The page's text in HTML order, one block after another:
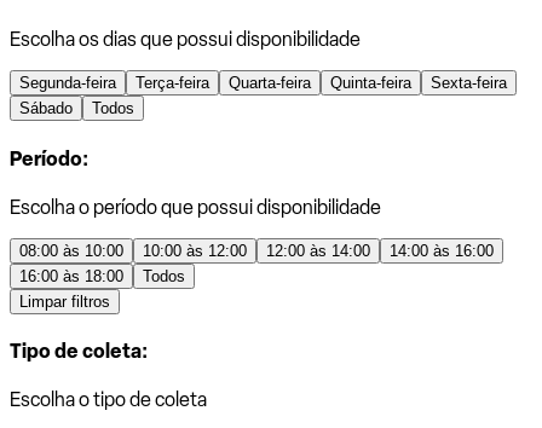
Escolha os dias que possui disponibilidade
Segunda-feira Terça-feira Quarta-feira Quinta-feira
Sexta-feira
Sábado
Todos
Período:
Escolha o período que possui disponibilidade
08:00 às 10:00 10:00 às 12:00 12:00 às 14:00
14:00 às 16:00
16:00 às 18:00
Todos
Limpar filtros
Tipo de coleta:
Escolha o tipo de coleta